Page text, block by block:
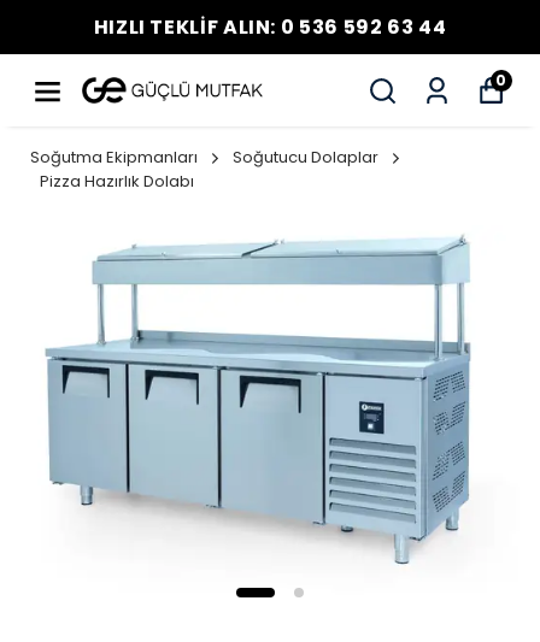
HIZLI TEKLİF ALIN: 0 536 592 63 44
0
Soğutma Ekipmanları
Soğutucu Dolaplar
Pizza Hazırlık Dolabı